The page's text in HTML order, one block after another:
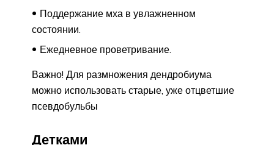
Поддержание мха в увлажненном
состоянии.
Ежедневное проветривание.
Важно! Для размножения дендробиума
можно использовать старые, уже отцветшие
псевдобульбы
Детками